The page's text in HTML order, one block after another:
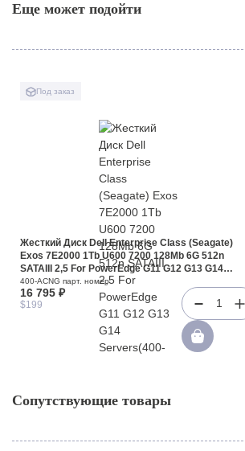
Еще может подойти
Под заказ
Жесткий Диск Dell Enterprise Class (Seagate)
Exos 7E2000 1Tb U600 7200 128Mb 6G 512n
SATAIII 2,5 For PowerEdge G11 G12 G13 G14
Servers(400-ACNG)
400-ACNG парт. номер
16 795 ₽
$199 1
Сопутствующие товары